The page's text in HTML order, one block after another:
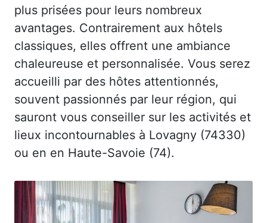
plus prisées pour leurs nombreux
avantages. Contrairement aux hôtels
classiques, elles offrent une ambiance
chaleureuse et personnalisée. Vous serez
accueilli par des hôtes attentionnés,
souvent passionnés par leur région, qui
sauront vous conseiller sur les activités et
lieux incontournables à Lovagny (74330)
ou en en Haute-Savoie (74).